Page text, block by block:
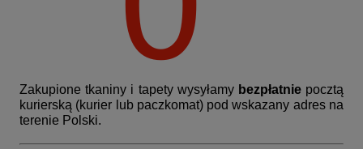
Zakupione tkaniny i tapety wysyłamy bezpłatniepocztą
kurierską (kurier lub paczkomat) pod wskazany adres na
terenie Polski.